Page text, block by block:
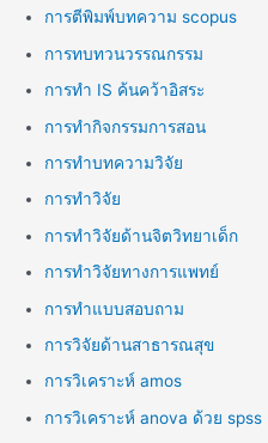
การตีพิมพ์บทความ scopus
การทบทวนวรรณกรรม
การทำ IS ค้นคว้าอิสระ
การทำกิจกรรมการสอน
การทำบทความวิจัย
การทำวิจัย
การทำวิจัยด้านจิตวิทยาเด็ก
การทำวิจัยทางการแพทย์
การทำแบบสอบถาม
การวิจัยด้านสาธารณสุข
การวิเคราะห์ amos
การวิเคราะห์ anova ด้วย spss